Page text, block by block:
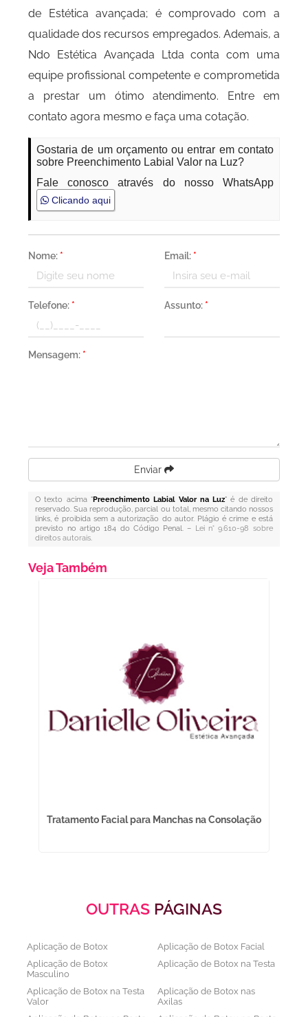
de Estética avançada; é comprovado com a
qualidade dos recursos empregados. Ademais, a
Ndo Estética Avançada Ltda conta com uma
equipe profissional competente e comprometida
a prestar um ótimo atendimento. Entre em
contato agora mesmo e faça uma cotação.
Gostaria de um orçamento ou entrar em contato
sobre Preenchimento Labial Valor na Luz?
Fale conosco através do nosso WhatsApp
Clicando aqui
Nome: * Email: *
Telefone: * Assunto: *
Mensagem: *
Enviar
O texto acima "Preenchimento Labial Valor na Luz" é de direito
reservado. Sua reprodução, parcial ou total, mesmo citando nossos
links, é proibida sem a autorização do autor. Plágio é crime e está
previsto no artigo 184 do Código Penal. – Lei n° 9.610-98 sobre
direitos autorais.
Veja Também
Tratamento Facial para Manchas na Consolação
OUTRAS PÁGINAS
Aplicação de Botox
Aplicação de Botox Facial
Aplicação de Botox
Masculino
Aplicação de Botox na Testa
Aplicação de Botox na Testa
Valor
Aplicação de Botox nas
Axilas